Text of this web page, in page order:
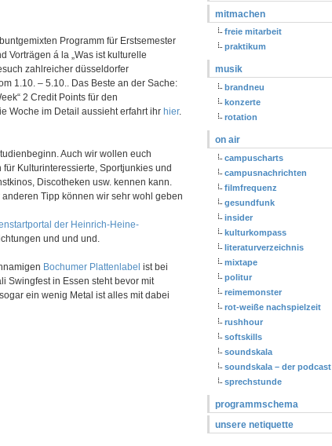
Programm für Erstsemester
Vorträgen á la „Was ist kulturelle
zahlreicher düsseldorfer
1.10. – 5.10.. Das Beste an der Sache:
2 Credit Points für den
Woche im Detail aussieht erfahrt ihr hier.
Auch wir wollen euch
Kulturinteressierte, Sportjunkies und
Discotheken usw. kennen kann.
Tipp können wir sehr wohl geben
der Heinrich-Heine-
und und und.
Bochumer Plattenlabel ist bei
Swingfest in Essen steht bevor mit
ein wenig Metal ist alles mit dabei
mitmachen
freie mitarbeit
praktikum
musik
brandneu
konzerte
rotation
on air
campuscharts
campusnachrichten
filmfrequenz
gesundfunk
insider
kulturkompass
literaturverzeichnis
mixtape
politur
reimemonster
rot-weiße nachspielzeit
rushhour
softskills
soundskala
soundskala – der podcast
sprechstunde
programmschema
unsere netiquette